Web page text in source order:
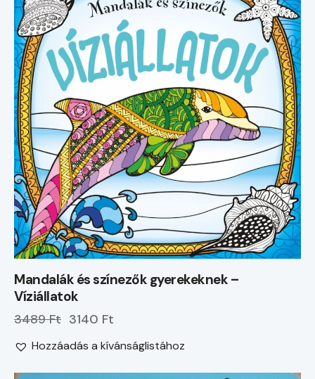
Mandalák és színezők gyerekeknek –
Víziállatok
3489 Ft 3140 Ft
Hozzáadás a kívánságlistához